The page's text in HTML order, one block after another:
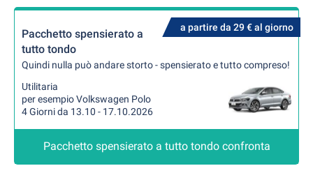
a partire da 29 € al giorno
Pacchetto spensierato a
tutto tondo
Quindi nulla può andare storto - spensierato e tutto compreso!
Utilitaria
per esempio Volkswagen Polo
4 Giorni da 13.10 - 17.10.2026
Pacchetto spensierato a tutto tondo confronta